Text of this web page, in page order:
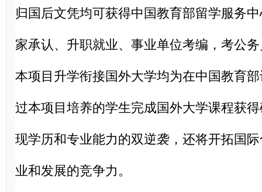
归国后文凭均可获得中国教育部留学服务
家承认、升职就业、事业单位考编，考公
本项目升学衔接国外大学均为在中国教育
过本项目培养的学生完成国外大学课程获
现学历和专业能力的双逆袭，还将开拓国
业和发展的竞争力。